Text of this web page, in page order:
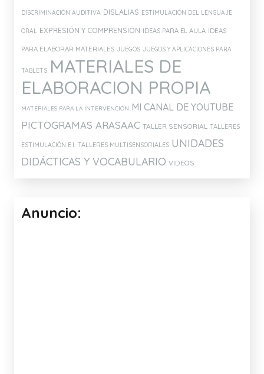
DISCRIMINACIÓN AUDITIVA DISLALIAS ESTIMULACIÓN DEL LENGUAJE
ORAL EXPRESIÓN Y COMPRENSIÓN IDEAS PARA EL AULA IDEAS
PARA ELABORAR MATERIALES JUEGOS JUEGOS Y APLICACIONES PARA
TABLETS MATERIALES DE
ELABORACION PROPIA
MATERIALES PARA LA INTERVENCIÓN MI CANAL DE YOUTUBE
PICTOGRAMAS ARASAAC TALLER SENSORIAL TALLERES
ESTIMULACIÓN E.I. TALLERES MULTISENSORIALES UNIDADES
DIDÁCTICAS Y VOCABULARIO VIDEOS
Anuncio: